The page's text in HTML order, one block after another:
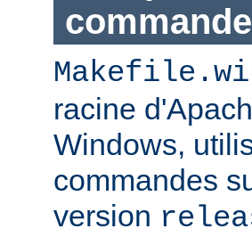
racine
Windows,
commandes
version